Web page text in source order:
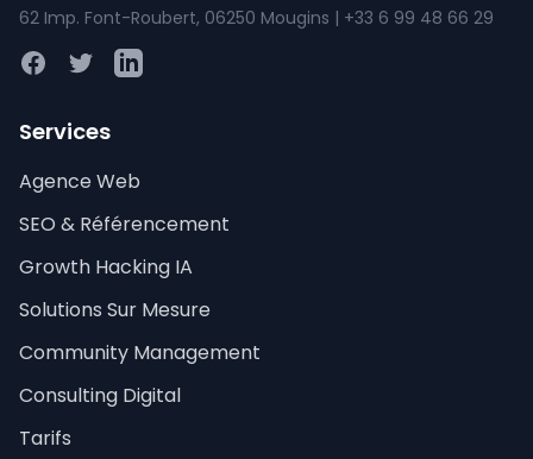
62 Imp. Font-Roubert, 06250 Mougins | +33 6 99 48 66 29
FacebookTwitterLinkedIn
Services
Agence Web
SEO & Référencement
Growth Hacking IA
Solutions Sur Mesure
Community Management
Consulting Digital
Tarifs